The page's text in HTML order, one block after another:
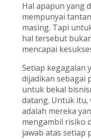
Hal apapun yang
mempunyai
masing. Tapi
hal tersebut
mencapai
Setiap kegagalan
dijadikan sebagai
untuk bekal
datang. Untuk itu,
adalah mereka
mengambil risiko
jawab atas setiap